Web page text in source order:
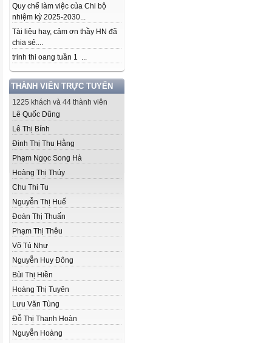
Quy chế làm việc của Chi bộ
nhiệm kỳ 2025-2030...
Tài liệu hay, cảm ơn thầy HN đã
chia sẻ....
trinh thi oang tuần 1 ...
THÀNH VIÊN TRỰC TUYẾN
1225 khách và 44 thành viên
Lê Quốc Dũng
Lê Thị Bính
Đinh Thị Thu Hằng
Phạm Ngọc Song Hà
Hoàng Thị Thúy
Chu Thi Tu
Nguyễn Thị Huế
Đoàn Thị Thuấn
Phạm Thị Thêu
Võ Tú Như
Nguyễn Huy Đông
Bùi Thị Hiền
Hoàng Thị Tuyên
Lưu Văn Tùng
Đỗ Thị Thanh Hoàn
Nguyễn Hoàng